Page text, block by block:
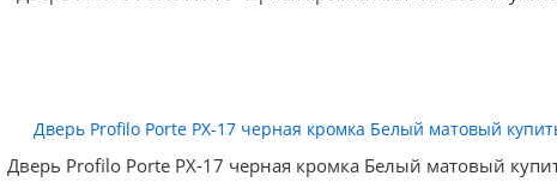
Дверь Profilo Porte PX-17 черная кромка Белый матовый